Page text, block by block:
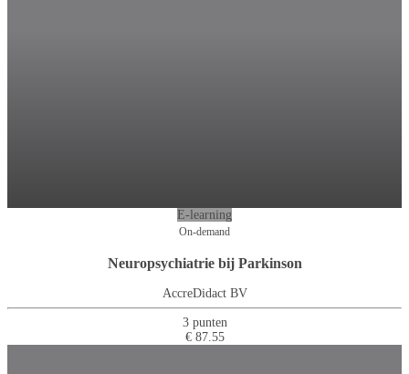
E-learning
On-demand
Neuropsychiatrie bij Parkinson
AccreDidact BV
3 punten
€ 87.55